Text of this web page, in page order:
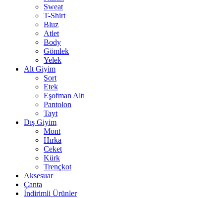
Sweat
T-Shirt
Bluz
Atlet
Body
Gömlek
Yelek
Alt Giyim
Şort
Etek
Eşofman Altı
Pantolon
Tayt
Dış Giyim
Mont
Hırka
Ceket
Kürk
Trençkot
Aksesuar
Çanta
İndirimli Ürünler